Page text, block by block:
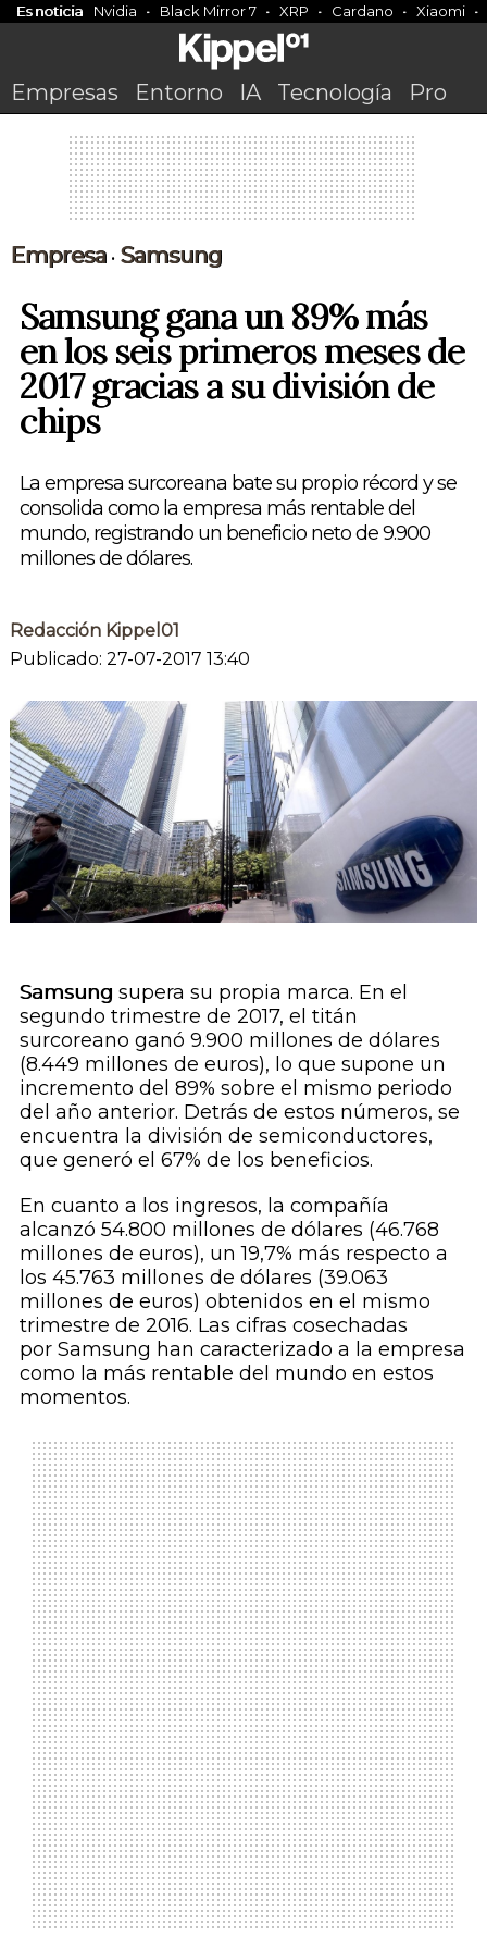
Es noticia Nvidia Black Mirror 7 XRP Cardano Xiaomi
Empresas Entorno IA Tecnología Pro
Empresa• Samsung
Samsung gana un 89% más
en los seis primeros meses de
2017 gracias a su división de
chips
La empresa surcoreana bate su propio récord y se
consolida como la empresa más rentable del
mundo, registrando un beneficio neto de 9.900
millones de dólares.
Redacción Kippel01
Publicado: 27-07-2017 13:40
Samsung supera su propia marca. En el
segundo trimestre de 2017, el titán
surcoreano ganó 9.900 millones de dólares
(8.449 millones de euros), lo que supone un
incremento del 89% sobre el mismo periodo
del año anterior. Detrás de estos números, se
encuentra la división de semiconductores,
que generó el 67% de los beneficios.
En cuanto a los ingresos, la compañía
alcanzó 54.800 millones de dólares (46.768
millones de euros), un 19,7% más respecto a
los 45.763 millones de dólares (39.063
millones de euros) obtenidos en el mismo
trimestre de 2016. Las cifras cosechadas
por Samsung han caracterizado a la empresa
como la más rentable del mundo en estos
momentos.